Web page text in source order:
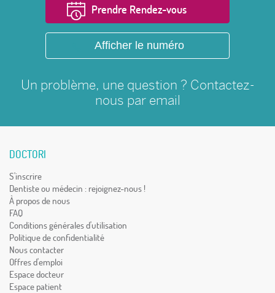
Prendre Rendez-vous
Afficher le numéro
Un problème, une question ? Contactez-
nous par email
DOCTORI
S'inscrire
Dentiste ou médecin : rejoignez-nous !
À propos de nous
FAQ
Conditions générales d'utilisation
Politique de confidentialité
Nous contacter
Offres d'emploi
Espace docteur
Espace patient